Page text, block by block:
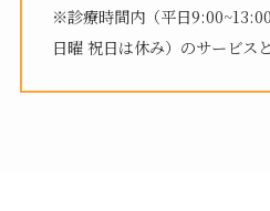
※診療時間内（平日
日曜 祝日は休み）のサービス